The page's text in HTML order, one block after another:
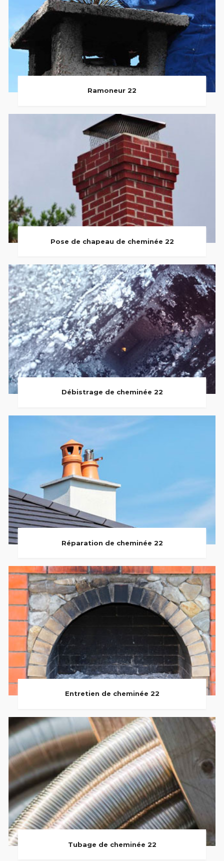
Ramoneur 22
Pose de chapeau de cheminée 22
Débistrage de cheminée 22
Réparation de cheminée 22
Entretien de cheminée 22
Tubage de cheminée 22